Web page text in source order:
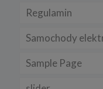
Regulamin
Samochody
Sample Page